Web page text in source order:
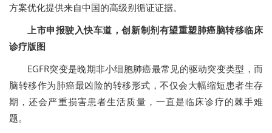
方案优化提供来自中国的高级别循证证据。
上市申报驶入快车道，创新制剂有望重塑肺癌脑转移临床
诊疗版图
EGFR突变是晚期非小细胞肺癌最常见的驱动突变类型，而
脑转移作为肺癌最凶险的转移形式，不仅会大幅缩短患者生存
期，还会严重损害患者生活质量，一直是临床诊疗的棘手难
题。